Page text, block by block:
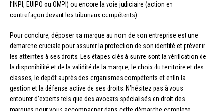
l’INPI, EUIPO ou OMPI) ou encore la voie judiciaire (action en
contrefaçon devant les tribunaux compétents).
Pour conclure, déposer sa marque au nom de son entreprise est une
démarche cruciale pour assurer la protection de son identité et prévenir
les atteintes à ses droits. Les étapes clés à suivre sont la vérification de
la disponibilité et de la validité de la marque, le choix du territoire et des
classes, le dépôt auprès des organismes compétents et enfin la
gestion et la défense active de ses droits. N’hésitez pas à vous
entourer d’experts tels que des avocats spécialisés en droit des